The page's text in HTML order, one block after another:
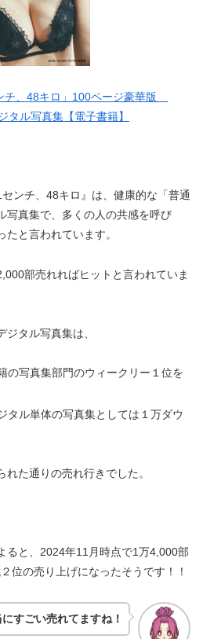
チ、48キロ」100ページ豪華版
タル写真集【電子書籍】
ンチ、48キロ』は、健康的な「普通
写真集で、多くの人の共感を呼び
たと言われています。
部売れればヒットと言われていま
タル写真集は、
の写真集部門のウィークリー１位を
タル単体の写真集としては１万ダウ
た通りの売れ行きでした。
ると、2024年11月時点で1万4,000部
位の売り上げになったそうです！！
すごい売れてますね！